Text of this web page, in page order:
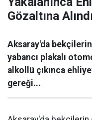
Gözaltına
Aksaray'da
yabancı plakalı
alkollü çıkınca
gereği...